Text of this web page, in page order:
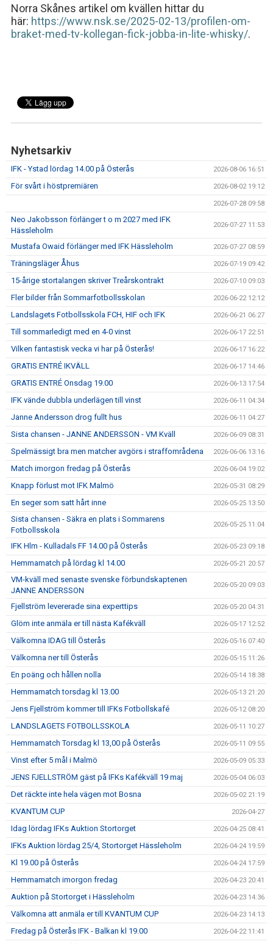
Norra Skånes artikel om kvällen hittar du
här: https://www.nsk.se/2025-02-13/profilen-om-
braket-med-tv-kollegan-fick-jobba-in-lite-whisky/.
Nyhetsarkiv
IFK - Ystad lördag 14.00 på Österås 2026-08-06 16:51
För svårt i höstpremiären 2026-08-02 19:12
2026-07-28 09:58
Neo Jakobsson förlänger t o m 2027 med IFK
Hässleholm
2026-07-27 11:53
Mustafa Owaid förlänger med IFK Hässleholm 2026-07-27 08:59
Träningsläger Åhus 2026-07-19 09:42
15-årige stortalangen skriver Treårskontrakt 2026-07-10 09:03
Fler bilder från Sommarfotbollsskolan 2026-06-22 12:12
Landslagets Fotbollsskola FCH, HIF och IFK 2026-06-21 06:27
Till sommarledigt med en 4-0 vinst 2026-06-17 22:51
Vilken fantastisk vecka vi har på Österås! 2026-06-17 16:22
GRATIS ENTRÉ IKVÄLL 2026-06-17 14:46
GRATIS ENTRÉ Onsdag 19.00 2026-06-13 17:54
IFK vände dubbla underlägen till vinst 2026-06-11 04:34
Janne Andersson drog fullt hus 2026-06-11 04:27
Sista chansen - JANNE ANDERSSON - VM Kväll 2026-06-09 08:31
Spelmässigt bra men matcher avgörs i straffområdena 2026-06-06 13:16
Match imorgon fredag på Österås 2026-06-04 19:02
Knapp förlust mot IFK Malmö 2026-05-31 08:29
En seger som satt hårt inne 2026-05-25 13:50
Sista chansen - Säkra en plats i Sommarens
Fotbollsskola
2026-05-25 11:04
IFK Hlm - Kulladals FF 14.00 på Österås 2026-05-23 09:18
Hemmamatch på lördag kl 14.00 2026-05-21 20:57
VM-kväll med senaste svenske förbundskaptenen
JANNE ANDERSSON
2026-05-20 09:03
Fjellström levererade sina experttips 2026-05-20 04:31
Glöm inte anmäla er till nästa Kafékväll 2026-05-17 12:52
Välkomna IDAG till Österås 2026-05-16 07:40
Välkomna ner till Österås 2026-05-15 11:26
En poäng och hållen nolla 2026-05-14 18:38
Hemmamatch torsdag kl 13.00 2026-05-13 21:20
Jens Fjellström kommer till IFKs Fotbollskafé 2026-05-12 08:20
LANDSLAGETS FOTBOLLSSKOLA 2026-05-11 10:27
Hemmamatch Torsdag kl 13,00 på Österås 2026-05-11 09:55
Vinst efter 5 mål i Malmö 2026-05-09 05:33
JENS FJELLSTRÖM gäst på IFKs Kafékväll 19 maj 2026-05-04 06:03
Det räckte inte hela vägen mot Bosna 2026-05-02 21:19
KVANTUM CUP 2026-04-27
Idag lördag IFKs Auktion Stortorget 2026-04-25 08:41
IFKs Auktion lördag 25/4, Stortorget Hässleholm 2026-04-24 19:59
Kl 19.00 på Österås 2026-04-24 17:59
Hemmamatch imorgon fredag 2026-04-23 20:41
Auktion på Stortorget i Hässleholm 2026-04-23 14:36
Välkomna att anmäla er till KVANTUM CUP 2026-04-23 14:13
Fredag på Österås IFK - Balkan kl 19.00 2026-04-22 11:41